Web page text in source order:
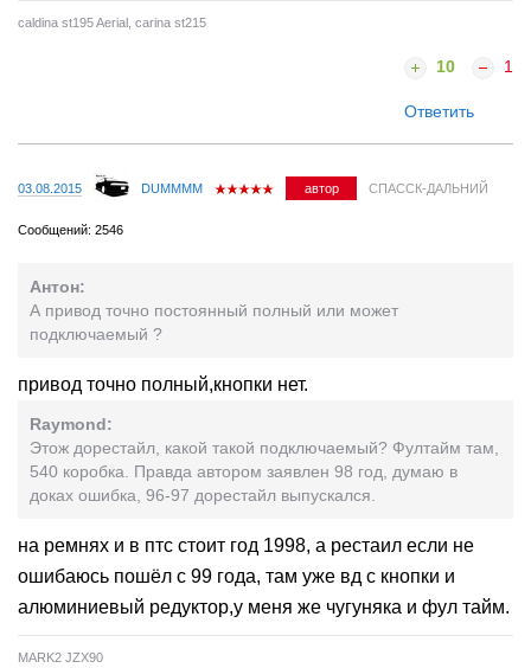
caldina st195 Aerial, carina st215
10 1
Ответить
03.08.2015 DUMMMM автор СПАССК-ДАЛЬНИЙ
Сообщений: 2546
Антон:
А привод точно постоянный полный или может
подключаемый ?
привод точно полный,кнопки нет.
Raymond:
Этож дорестайл, какой такой подключаемый? Фултайм там,
540 коробка. Правда автором заявлен 98 год, думаю в
доках ошибка, 96-97 дорестайл выпускался.
на ремнях и в птс стоит год 1998, а рестаил если не
ошибаюсь пошёл с 99 года, там уже вд с кнопки и
алюминиевый редуктор,у меня же чугуняка и фул тайм.
MARK2 JZX90